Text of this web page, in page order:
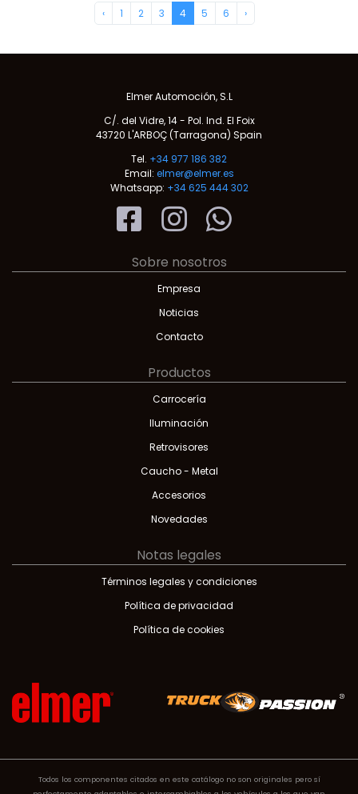
‹ 1 2 3 4 5 6 ›
Elmer Automoción, S.L
C/. del Vidre, 14 - Pol. Ind. El Foix
43720 L'ARBOÇ (Tarragona) Spain
Tel. +34 977 186 382
Email: elmer@elmer.es
Whatsapp: +34 625 444 302
Sobre nosotros
Empresa
Noticias
Contacto
Productos
Carrocería
Iluminación
Retrovisores
Caucho - Metal
Accesorios
Novedades
Notas legales
Términos legales y condiciones
Política de privacidad
Política de cookies
Todos los componentes citados en este catálogo no son originales pero sí